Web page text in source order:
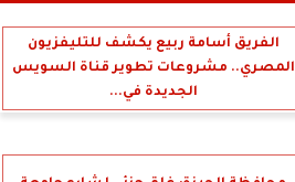
الفريق أسامة ربيع يكشف للتليفزيون
المصري.. مشروعات تطوير قناة السويس
الجديدة في...